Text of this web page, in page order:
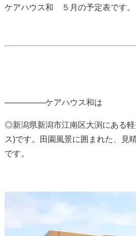
ケアハウス和 ５月の予定表です。
—————ケアハウス和は
◎新潟県新潟市江南区大渕にある
ス)です。田園風景に囲まれた、見
です。